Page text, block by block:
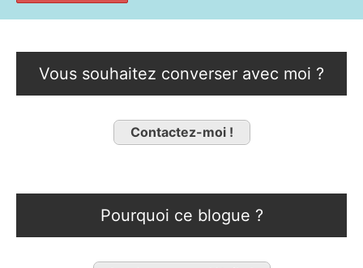
Vous souhaitez converser avec moi ?
Contactez-moi !
Pourquoi ce blogue ?